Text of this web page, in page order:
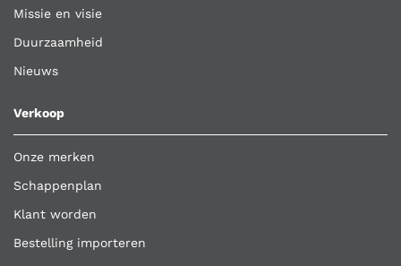
Missie en visie
Duurzaamheid
Nieuws
Verkoop
Onze merken
Schappenplan
Klant worden
Bestelling importeren